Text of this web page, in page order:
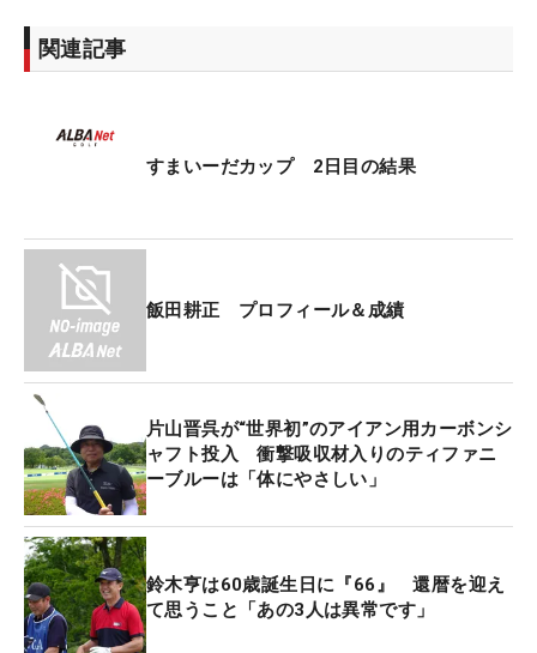
関連記事
すまいーだカップ 2日目の結果
飯田耕正 プロフィール＆成績
片山晋呉が“世界初”のアイアン用カーボンシ
ャフト投入 衝撃吸収材入りのティファニ
ーブルーは「体にやさしい」
鈴木亨は60歳誕生日に『66』 還暦を迎え
て思うこと「あの3人は異常です」